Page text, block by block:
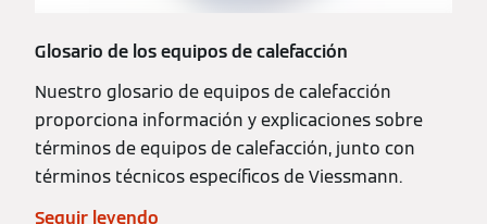
Glosario de los equipos de calefacción
Nuestro glosario de equipos de calefacción
proporciona información y explicaciones sobre
términos de equipos de calefacción, junto con
términos técnicos específicos de Viessmann.
Seguir leyendo